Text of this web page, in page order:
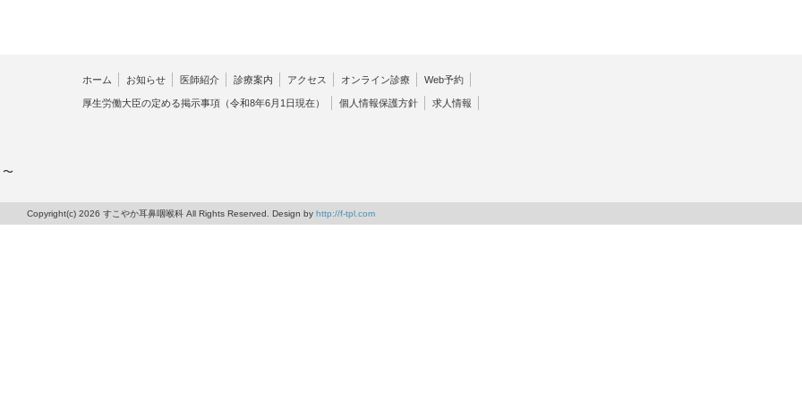
〜
ホーム お知らせ 医師紹介 診療案内 アクセス オンライン診療 Web予約
厚生労働大臣の定める掲示事項（令和8年6月1日現在） 個人情報保護方針 求人情報
Copyright(c) 2026 すこやか耳鼻咽喉科 All Rights Reserved. Design by http://f-tpl.com